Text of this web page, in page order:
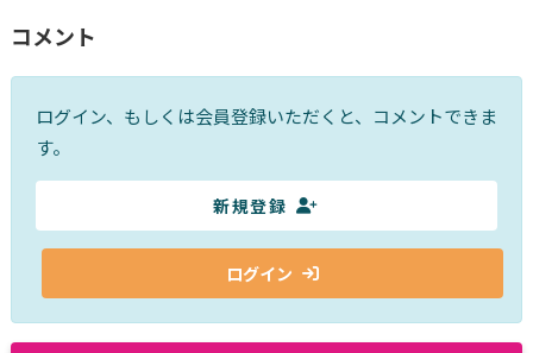
コメント
ログイン、もしくは会員登録いただくと、コメントできま
す。
新規登録
ログイン